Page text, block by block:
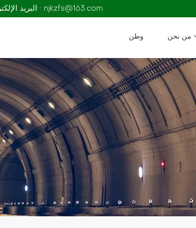
البريد الإلكتروني : njkzfs@163.com
وطن من نحن